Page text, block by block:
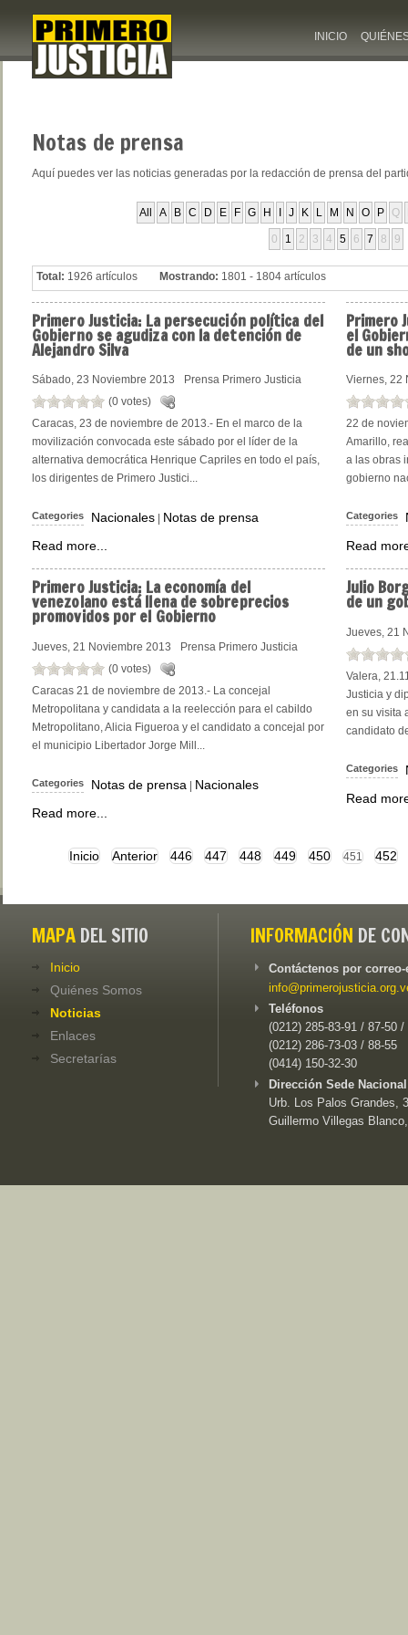
INICIO
Notas de prensa
Aquí puedes ver las noticias generadas por la redacción de prensa del
All A B C D E F G H J K L M N O P Q
0 1 2 3 4 5 6 7 8 9
Total: 1926 artículos Mostrando: 1801 - 1804 artículos
PrimeroJusticia: La persecución política del
Gobierno se agudiza con la detención de
Alejandro Silva
Sábado, 23 Noviembre 2013
Prensa Primero Justicia
(0 votes)
Caracas, 23 de noviembre de 2013.- En el marco de la
movilización convocada este sábado por el líder de la
alternativa democrática Henrique Capriles en todo el país,
los dirigentes de Primero Justici...
Categories Nacionales
Notas de prensa
Read more...
Primero
el
de un
Viernes, 22
22 de
Amarillo,
a las obras
gobierno
Categories
Read
PrimeroJusticia: La economía del
venezolano está llena de sobreprecios
promovidos por el Gobierno
Jueves, 21 Noviembre 2013
Prensa Primero Justicia
(0 votes)
Caracas 21 de noviembre de 2013.- La concejal
Metropolitana y candidata a la reelección para el cabildo
Metropolitano, Alicia Figueroa y el candidato a concejal por
el municipio Libertador Jorge Mill...
Categories Notas de prensa | Nacionales
Read more...
Julio
de un
Jueves, 21
Valera,
Justicia y
en su visita
candidato
Categories
Read
Inicio Anterior 446 447 448 449 450 451 452
MAPA DEL SITIO
Inicio
Quiénes Somos
Noticias
Enlaces
Secretarías
INFORMACIÓN DE
Contáctenos por
Teléfonos
(0212) 285-83-91 / 87-50 /
(0212) 286-73-03 / 88-55
(0414) 150-32-30
Dirección Sede
Urb. Los Palos Grandes,
Guillermo Villegas